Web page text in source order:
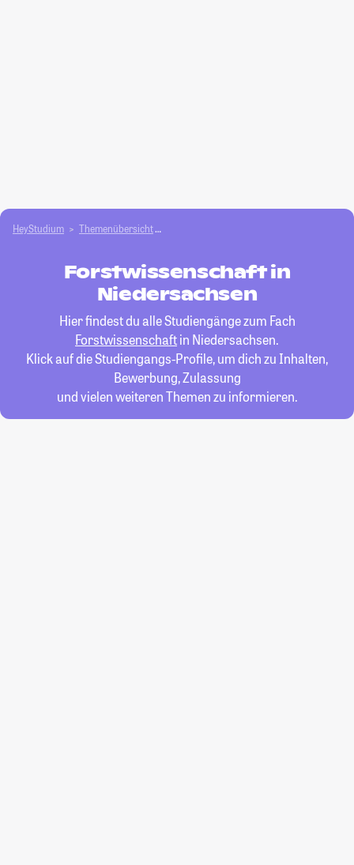
HeyStudium Themenübersicht
Forstwissenschaft in
Niedersachsen
Hier findest du alle Studiengänge zum Fach
Forstwissenschaftin Niedersachsen.
Klick auf die Studiengangs-Profile, um dich zu Inhalten,
Bewerbung, Zulassung
und vielen weiteren Themen zu informieren.